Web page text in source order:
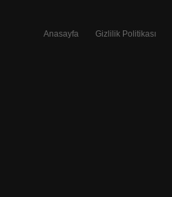
Anasayfa Gizlilik Politikası